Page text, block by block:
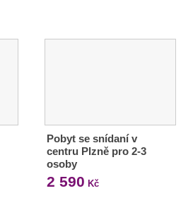
Pobyt se snídaní v
centru Plzně pro 2-3
osoby
2 590 Kč